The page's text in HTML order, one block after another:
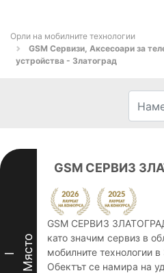
Орли на мобилните технологии
GSM Сервизи, Аксесоари за
устройства - Златоград
I Място
GSM СЕРВИЗ
GSM СЕРВИЗ
като значим сервиз в
мобилните технологии в
Обектът се намира на